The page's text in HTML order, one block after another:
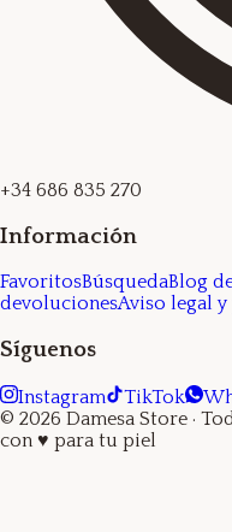
+34 686 835 270
Información
FavoritosBúsquedaBlog
devolucionesAviso legal
Síguenos
Instagram TikTok
© 2026 Damesa Store ·
con ♥ para tu piel